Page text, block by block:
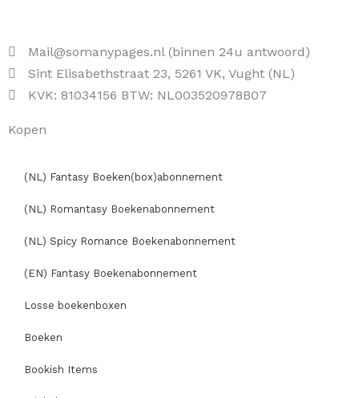
Mail@somanypages.nl (binnen 24u antwoord)
Sint Elisabethstraat 23, 5261 VK, Vught (NL)
KVK: 81034156 BTW: NL003520978B07
Kopen
(NL) Fantasy Boeken(box)abonnement
(NL) Romantasy Boekenabonnement
(NL) Spicy Romance Boekenabonnement
(EN) Fantasy Boekenabonnement
Losse boekenboxen
Boeken
Bookish Items